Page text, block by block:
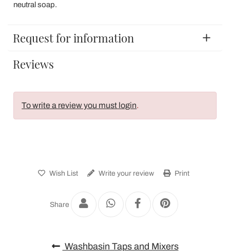
neutral soap.
Request for information
Reviews
To write a review you must login.
Wish List Write your review Print
Share
Washbasin Taps and Mixers